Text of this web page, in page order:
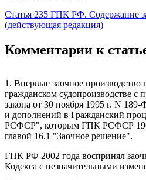
Статья 235 ГПК РФ. Содержание
(действующая редакция)
Комментарии к
1. Впервые заочное производство
гражданском судопроизводстве с
закона от 30 ноября 1995 г. N
и дополнений в Гражданский
РСФСР", которым ГПК РСФСР
главой 16.1 "Заочное решение".
ГПК РФ 2002 года воспринял
Кодекса с незначительными